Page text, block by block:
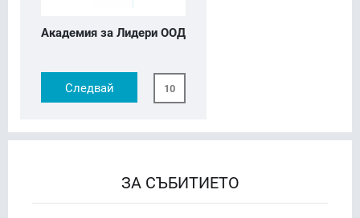
Академия за Лидери ООД
Следвай 10
ЗА СЪБИТИЕТО